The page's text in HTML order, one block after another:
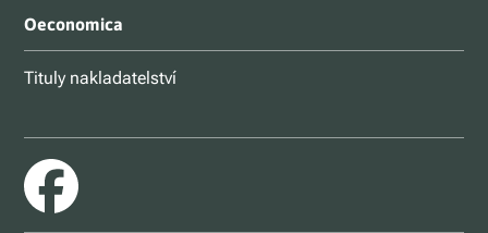
Oeconomica
Tituly nakladatelství